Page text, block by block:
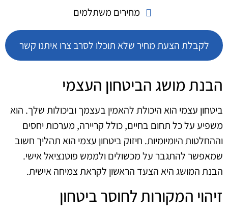
מחירים משתלמים
לקבלת הצעת מחיר שלא תוכלו לסרב צרו איתנו קשר
הבנת מושג הביטחון העצמי
ביטחון עצמי הוא היכולת להאמין בעצמך וביכולות שלך. הוא
משפיע על כל תחום בחיים, כולל קריירה, מערכות יחסים
וההחלטות היומיומיות. חיזוק ביטחון עצמי הוא תהליך חשוב
שמאפשר להתגבר על מכשולים ולממש פוטנציאל אישי.
הבנת המושג היא הצעד הראשון לקראת צמיחה אישית.
זיהוי המקורות לחוסר ביטחון